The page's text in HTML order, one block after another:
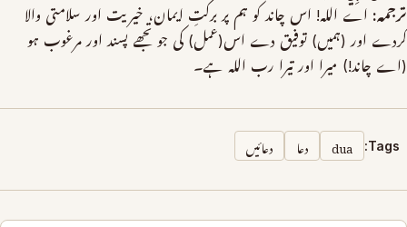
ترجمہ: اے الله! اس چاند کو ہم پر برکتِ ایمان، خیریت اور سلامتی والا
کردے اور (ہمیں) توفیق دے اس(عمل) کی جو تجھے پسند اور مرغوب ہو
(اے چاند!) میرا اور تیرا رب الله ہے۔
Tags:
dua دعا دعائیں